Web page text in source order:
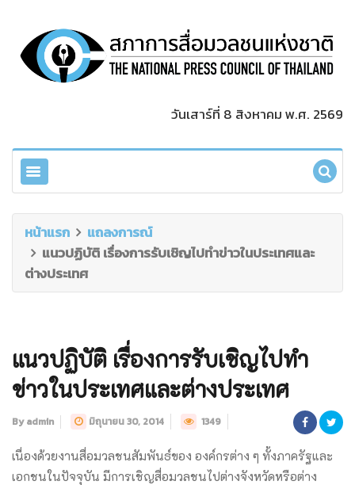
วันเสาร์ที่ 8 สิงหาคม พ.ศ. 2569
หน้าแรก
แถลงการณ์
แนวปฏิบัติ เรื่องการรับเชิญไปทำข่าวในประเทศและ
ต่างประเทศ
แนวปฏิบัติ เรื่องการรับเชิญไปทำ
ข่าวในประเทศและต่างประเทศ
By admin มิถุนายน 30, 2014 1349
เนื่องด้วยงานสื่อมวลชนสัมพันธ์ของ องค์กรต่าง ๆ ทั้งภาครัฐและ
เอกชนในปัจจุบัน มีการเชิญสื่อมวลชนไปต่างจังหวัดหรือต่าง